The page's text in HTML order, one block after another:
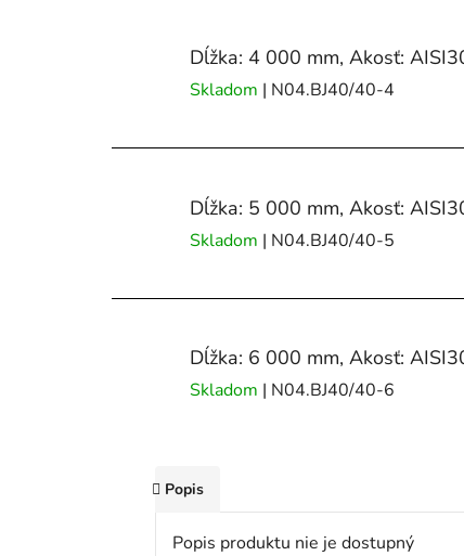
Dĺžka: 4 000 mm, Akosť:
Skladom | N04.BJ40/40-4
Dĺžka: 5 000 mm, Akosť:
Skladom | N04.BJ40/40-5
Dĺžka: 6 000 mm, Akosť:
Skladom | N04.BJ40/40-6
Popis
Popis produktu nie je dostupný